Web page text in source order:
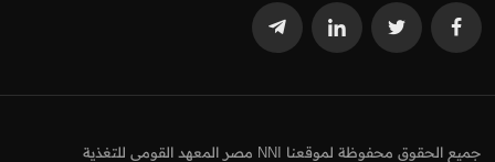
جميع الحقوق محفوظة لموقعنا NNI مصر المعهد القومي للتغذية